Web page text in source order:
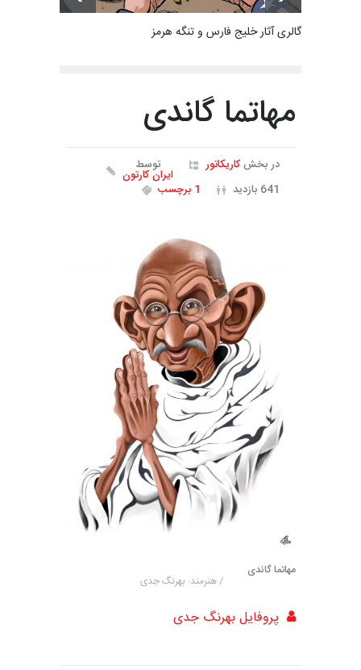
گالری آثار خلیج فارس و تنگه هرمز
مهاتما گاندی
در بخشکاریکاتور توسط
ایران کارتون
641 بازدید
1 برچسب
مهاتما گاندی
/ هنرمند: بهرنگ جدی
پروفایل بهرنگ جدی